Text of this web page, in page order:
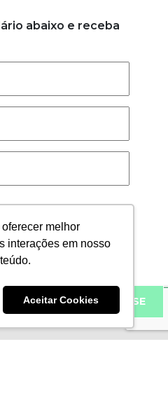
melhor
interações em nosso
Aceitar CookiesINSCREVA-SE
POR
abaixo e receba